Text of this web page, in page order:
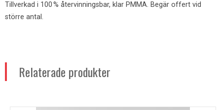
Tillverkad i 100 % återvinningsbar, klar PMMA. Begär offert vid
större antal.
Relaterade produkter